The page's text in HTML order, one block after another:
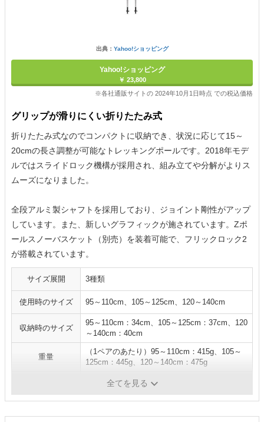
出典： Yahoo!ショッピング
Yahoo!ショッピング
￥ 23,800
※各社通販サイトの 2024年10月1日時点 での税込価格
グリップが滑りにくい折りたたみ式
折りたたみ式なのでコンパクトに収納でき、状況に応じて15～
20cmの長さ調整が可能なトレッキングポールです。2018年モデ
ルではスライドロック機構が採用され、組み立てや分解がよりス
ムーズになりました。
全段アルミ製シャフトを採用しており、ジョイント剛性がアップ
しています。また、新しいグラフィックが施されています。Zポ
ールスノーバスケット（別売）を装着可能で、フリックロック2
が搭載されています。
サイズ展開 3種類
使用時のサイズ 95～110cm、105～125cm、120～140cm
収納時のサイズ
95～110cm：34cm、105～125cm：37cm、120
～140cm：40cm
重量
（1ペアのあたり）95～110cm：415g、105～
125cm：445g、120～140cm：475g
アルミ全てを見る